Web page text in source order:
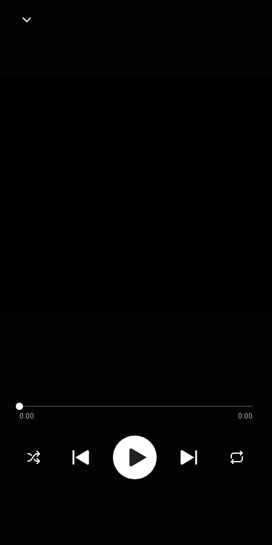
0:00 0:00